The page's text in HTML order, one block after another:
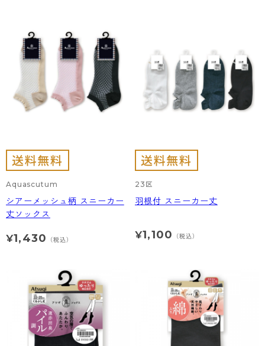
Aquascutum
シアーメッシュ柄 スニーカー
丈ソックス
¥1,430 （税込）
23区
羽根付 スニーカー丈
¥1,100 （税込）